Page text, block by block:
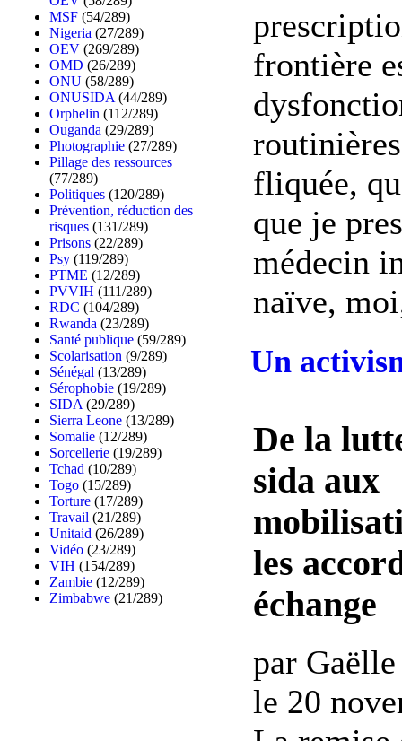
MSF (54/289)
Nigeria (27/289)
OEV (269/289)
OMD (26/289)
ONU (58/289)
ONUSIDA (44/289)
Orphelin (112/289)
Ouganda (29/289)
Photographie (27/289)
Pillage des ressources
(77/289)
Politiques (120/289)
Prévention, réduction des
risques (131/289)
Prisons (22/289)
Psy (119/289)
PTME (12/289)
PVVIH (111/289)
RDC (104/289)
Rwanda (23/289)
Santé publique (59/289)
Scolarisation (9/289)
Sénégal (13/289)
Sérophobie (19/289)
SIDA (29/289)
Sierra Leone (13/289)
Somalie (12/289)
Sorcellerie (19/289)
Tchad (10/289)
Togo (15/289)
Torture (17/289)
Travail (21/289)
Unitaid (26/289)
Vidéo (23/289)
VIH (154/289)
Zambie (12/289)
Zimbabwe (21/289)
frontière
fliquée,
que je
médecin
naïve,
Un
De la
sida aux
les
échange
par
le 20